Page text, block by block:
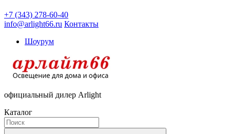
+7 (343) 278-60-40
info@arlight66.ru Контакты
Шоурум
официальный дилер Arlight
Каталог